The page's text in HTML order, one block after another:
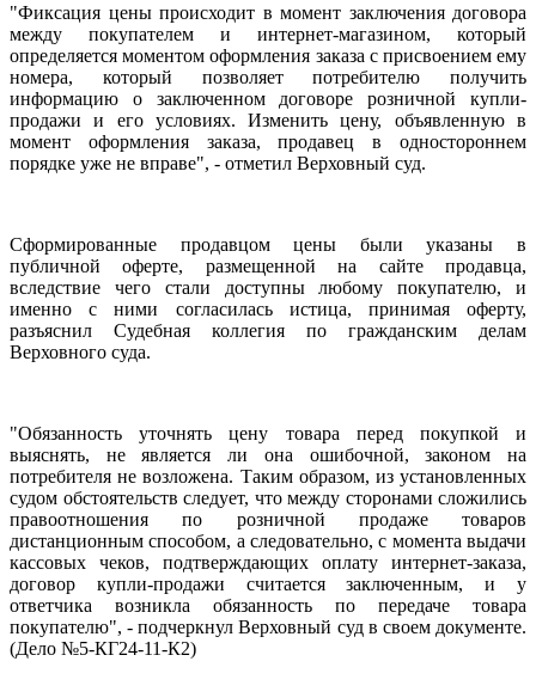
"Фиксация цены происходит в момент заключения договора
между покупателем и интернет-магазином, который
определяется моментом оформления заказа с присвоением ему
номера, который позволяет потребителю получить
информацию о заключенном договоре розничной купли-
продажи и его условиях. Изменить цену, объявленную в
момент оформления заказа, продавец в одностороннем
порядке уже не вправе", - отметил Верховный суд.
Сформированные продавцом цены были указаны в
публичной оферте, размещенной на сайте продавца,
вследствие чего стали доступны любому покупателю, и
именно с ними согласилась истица, принимая оферту,
разъяснил Судебная коллегия по гражданским делам
Верховного суда.
"Обязанность уточнять цену товара перед покупкой и
выяснять, не является ли она ошибочной, законом на
потребителя не возложена. Таким образом, из установленных
судом обстоятельств следует, что между сторонами сложились
правоотношения по розничной продаже товаров
дистанционным способом, а следовательно, с момента выдачи
кассовых чеков, подтверждающих оплату интернет-заказа,
договор купли-продажи считается заключенным, и у
ответчика возникла обязанность по передаче товара
покупателю", - подчеркнул Верховный суд в своем документе.
(Дело №5-КГ24-11-К2)